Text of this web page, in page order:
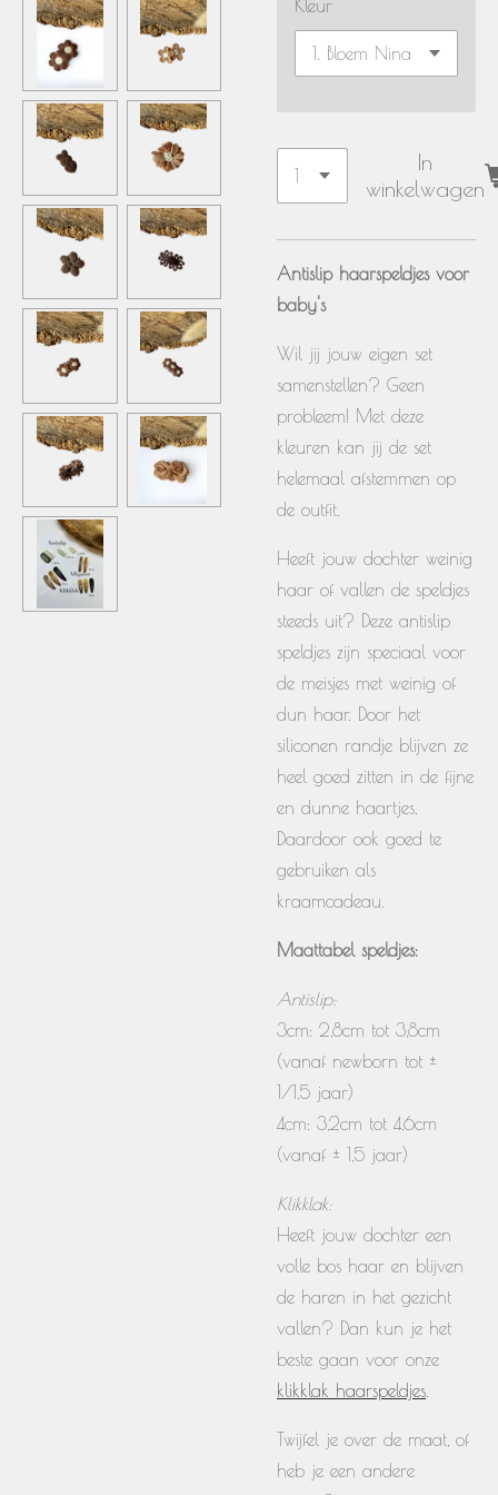
Kleur
In
winkelwagen
Antislip haarspeldjes voor
baby's
Wil jij jouw eigen set
samenstellen? Geen
probleem! Met deze
kleuren kan jij de set
helemaal afstemmen op
de outfit.
Heeft jouw dochter weinig
haar of vallen de speldjes
steeds uit? Deze antislip
speldjes zijn speciaal voor
de meisjes met weinig of
dun haar. Door het
siliconen randje blijven ze
heel goed zitten in de fijne
en dunne haartjes.
Daardoor ook goed te
gebruiken als
kraamcadeau.
Maattabel speldjes:
Antislip:
3cm: 2,8cm tot 3,8cm
(vanaf newborn tot ±
1/1,5 jaar)
4cm: 3,2cm tot 4,6cm
(vanaf ± 1,5 jaar)
Klikklak:
Heeft jouw dochter een
volle bos haar en blijven
de haren in het gezicht
vallen? Dan kun je het
beste gaan voor onze
klikklak haarspeldjes
Twijfel je over de maat, of
heb je een andere